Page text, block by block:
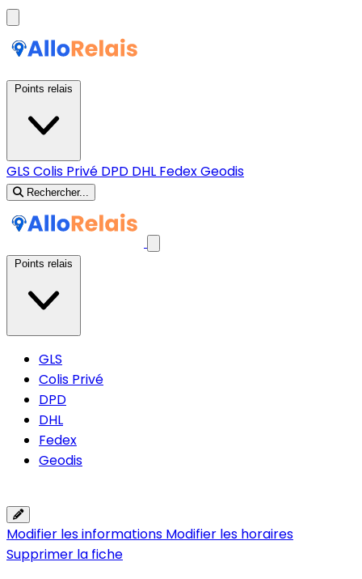
GLS Colis Privé DPD DHL FedexGeodis
Rechercher...
GLS
Colis Privé
DPD
DHL
Fedex
Geodis
Modifier les informations Modifier les horaires
Supprimer la fiche